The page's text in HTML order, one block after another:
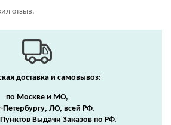
отзыв.
доставка и самовывоз:
по Москве и МО,
Петербургу, ЛО, всей РФ.
Выдачи Заказов по РФ.